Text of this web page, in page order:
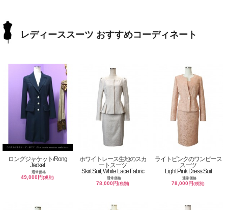
レディーススーツ おすすめコーディネート
ロングジャケット/Rong
Jacket
通常価格
49,000円(税別)
ホワイトレース生地のスカ
ートスーツ
Skirt Suit, White Lace Fabric
通常価格
78,000円(税別)
ライトピンクのワンピース
スーツ
Light Pink Dress Suit
通常価格
78,000円(税別)